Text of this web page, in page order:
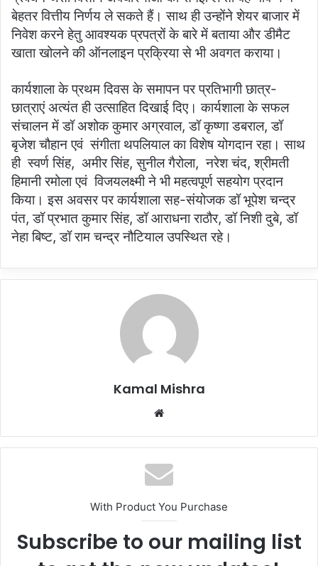
बेहतर वित्तीय निर्णय ले सकते हैं। साथ ही उन्होंने शेयर बाजार में
निवेश करने हेतु आवश्यक प्रपत्रों के बारे में बताया और डीमैट
खाता खोलने की ऑनलाइन प्रक्रिया से भी अवगत कराया।
कार्यशाला के प्रथम दिवस के समापन पर प्रतिभागी छात्र-
छात्राएं अत्यंत ही उत्साहित दिखाई दिए। कार्यशाला के सफल
संचालन में डॉ अशोक कुमार अग्रवाल, डॉ कृष्णा डबराल, डॉ
बृजेश चौहान एवं संगीता थपलियाल का विशेष योगदान रहा। साथ
ही स्वर्ण सिंह, अमीर सिंह, सुनील गैरोला, नरेश चंद, श्रीमती
हिमानी रमोला एवं विजयलक्ष्मी ने भी महत्वपूर्ण सहयोग प्रदान
किया। इस अवसर पर कार्यशाला सह-संयोजक डॉ भूपेश चन्द्र
पंत, डॉ प्रभात कुमार सिंह, डॉ आराधना राठौर, डॉ निशी दुबे, डॉ
नेहा बिष्ट, डॉ राम चन्द्र नौटियाल उपस्थित रहे।
Kamal Mishra
Website
With Product You Purchase
Subscribe to our mailing list